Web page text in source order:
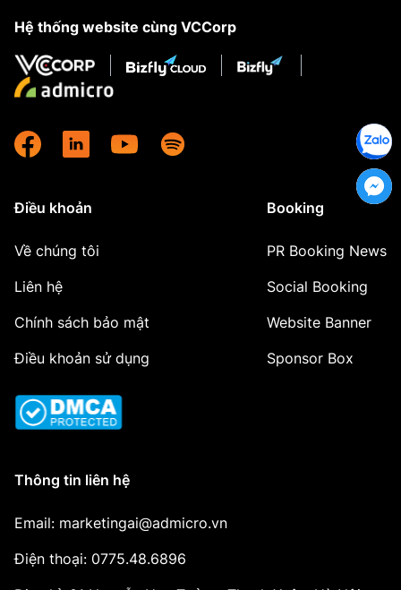
Hệ thống website cùng VCCorp
Điều khoản
Về chúng tôi
Liên hệ
Chính sách bảo mật
Điều khoản sử dụng
Booking
PR Booking News
Social Booking
Website Banner
Sponsor Box
Thông tin liên hệ
Email: marketingai@admicro.vn
Điện thoại: 0775.48.6896